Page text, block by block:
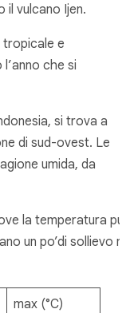
il vulcano Ijen.
tropicale e
che si
si trova a
di sud-ovest. Le
umida, da
la temperatura
un po’di sollievo
max (°C)